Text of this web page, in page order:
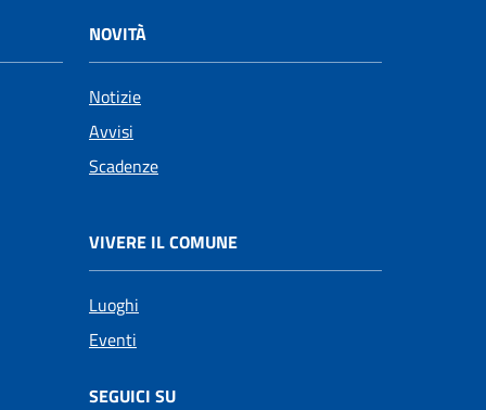
NOVITÀ
Notizie
Avvisi
Scadenze
VIVERE IL COMUNE
Luoghi
Eventi
SEGUICI SU